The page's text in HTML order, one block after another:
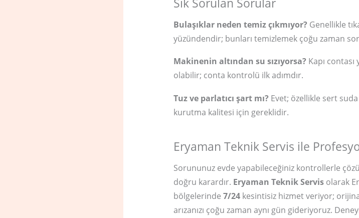
Bulaşıklar neden temiz çıkmıyor? Genellikle
yüzündendir; bunları temizlemek çoğu zaman
Makinenin altından su sızıyorsa? Kapı
olabilir; conta kontrolü ilk adımdır.
Tuz ve parlatıcı şart mı? Evet; özellikle sert
kurutma kalitesi için gereklidir.
Eryaman Teknik Servis ile
Sorununuz evde yapabileceğiniz kontrollerle
doğru karardır. Eryaman Teknik Servis olarak
bölgelerinde7/24 kesintisiz hizmet veriyor;
arızanızı çoğu zaman aynı gün gideriyoruz.